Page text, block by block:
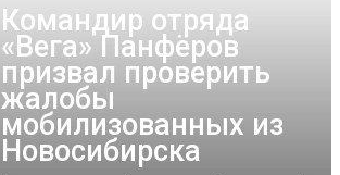
Командир отряда
«Вега» Панфёров
призвал проверить
жалобы
мобилизованных из
Новосибирска